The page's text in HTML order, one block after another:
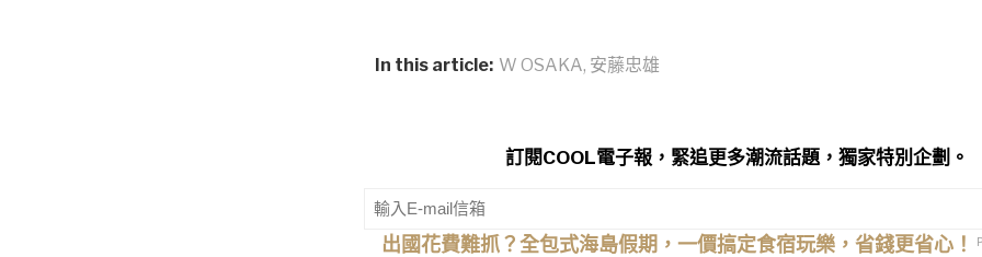
In this article: W OSAKA, 安藤忠雄
訂閱COOL電子報，緊追更多潮流話題，獨家特別企劃。
出國花費難抓？全包式海島假期，一價搞定食宿玩樂，省錢更省心！